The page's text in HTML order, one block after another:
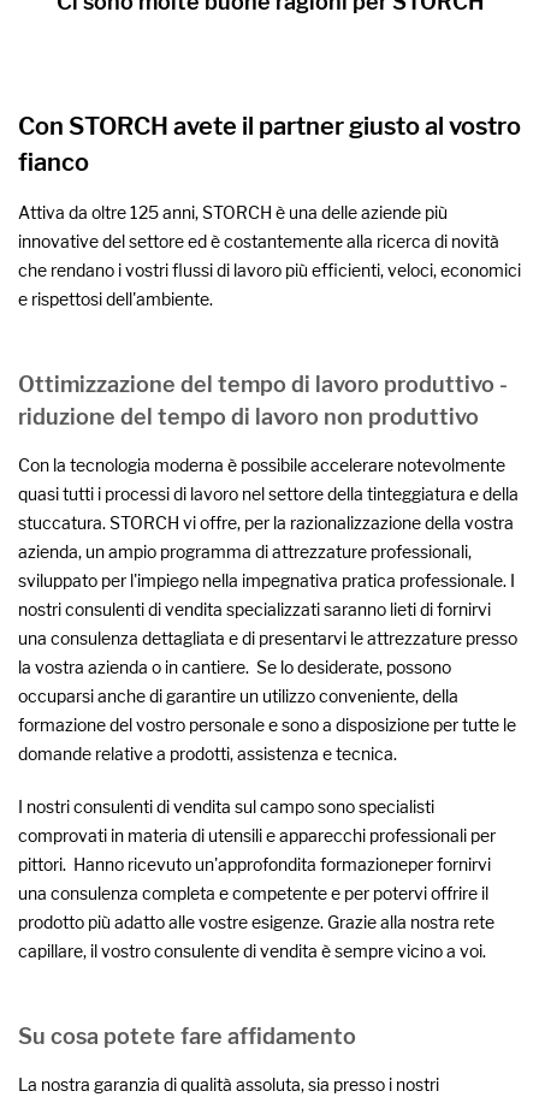
Con STORCH avete il partner giusto al vostro
fianco
Attiva da oltre 125 anni, STORCH è una delle aziende più
innovative del settore ed è costantemente alla ricerca di novità
che rendano i vostri flussi di lavoro più efficienti, veloci, economici
e rispettosi dell'ambiente.
Ottimizzazione del tempo di lavoro produttivo -
riduzione del tempo di lavoro non produttivo
Con la tecnologia moderna è possibile accelerare notevolmente
quasi tutti i processi di lavoro nel settore della tinteggiatura e della
stuccatura. STORCH vi offre, per la razionalizzazione della vostra
azienda, un ampio programma di attrezzature professionali,
sviluppato per l'impiego nella impegnativa pratica professionale. I
nostri consulenti di vendita specializzati saranno lieti di fornirvi
una consulenza dettagliata e di presentarvi le attrezzature presso
la vostra azienda o in cantiere. Se lo desiderate, possono
occuparsi anche di garantire un utilizzo conveniente, della
formazione del vostro personale e sono a disposizione per tutte le
domande relative a prodotti, assistenza e tecnica.
I nostri consulenti di vendita sul campo sono specialisti
comprovati in materia di utensili e apparecchi professionali per
pittori. Hanno ricevuto un'approfondita formazioneper fornirvi
una consulenza completa e competente e per potervi offrire il
prodotto più adatto alle vostre esigenze. Grazie alla nostra rete
capillare, il vostro consulente di vendita è sempre vicino a voi.
Su cosa potete fare affidamento
La nostra garanzia di qualità assoluta, sia presso i nostri